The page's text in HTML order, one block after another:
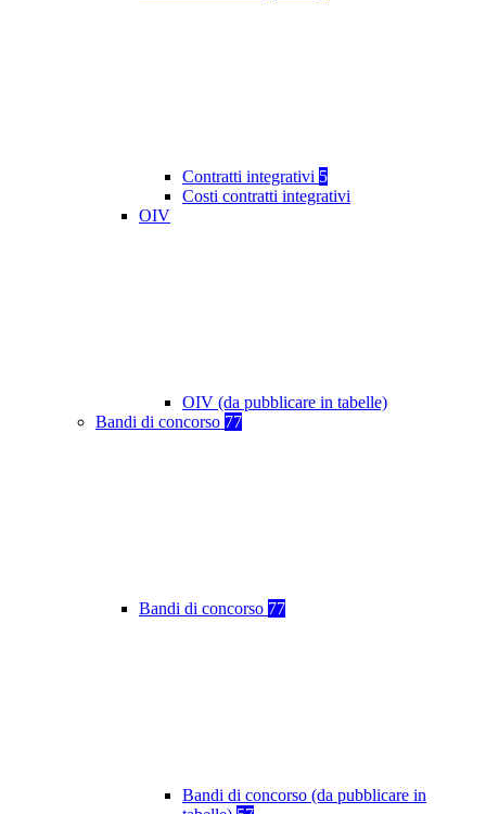
Contratti integrativi 5
Costi contratti integrativi
OIV
OIV (da pubblicare in tabelle)
Bandi di concorso 77
Bandi di concorso 77
Bandi di concorso (da pubblicare in